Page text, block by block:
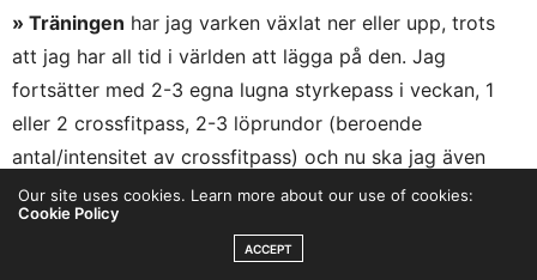
» Träningen har jag varken växlat ner eller upp, trots
att jag har all tid i världen att lägga på den. Jag
fortsätter med 2-3 egna lugna styrkepass i veckan, 1
eller 2 crossfitpass, 2-3 löprundor (beroende
antal/intensitet av crossfitpass) och nu ska jag även
försöka hålla i 1 yogapass.
Är glad att jag har min träningsrutin att hänga upp
Our site uses cookies. Learn more about our use of cookies:
Cookie Policy
ACCEPT